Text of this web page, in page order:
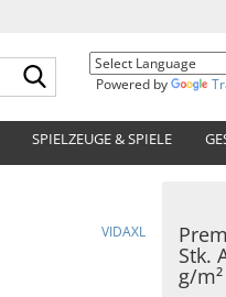
Suche...
Powered by
SPIELZEUGE & SPIELE
VIDAXL
Stk.
g/m²